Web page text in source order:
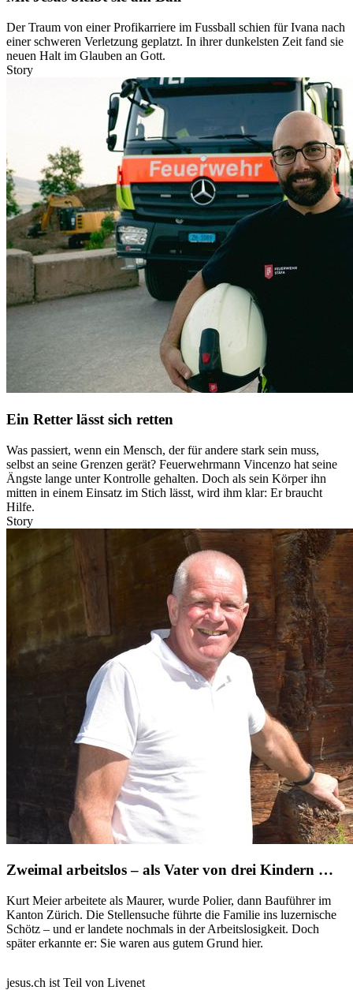
Der Traum von einer Profikarriere im Fussball schien für Ivana nach
einer schweren Verletzung geplatzt. In ihrer dunkelsten Zeit fand sie
neuen Halt im Glauben an Gott.
Story
Ein Retter lässt sich retten
Was passiert, wenn ein Mensch, der für andere stark sein muss,
selbst an seine Grenzen gerät? Feuerwehrmann Vincenzo hat seine
Ängste lange unter Kontrolle gehalten. Doch als sein Körper ihn
mitten in einem Einsatz im Stich lässt, wird ihm klar: Er braucht
Hilfe.
Story
Zweimal arbeitslos – als Vater von drei Kindern …
Kurt Meier arbeitete als Maurer, wurde Polier, dann Bauführer im
Kanton Zürich. Die Stellensuche führte die Familie ins luzernische
Schötz – und er landete nochmals in der Arbeitslosigkeit. Doch
später erkannte er: Sie waren aus gutem Grund hier.
jesus.ch ist Teil von Livenet